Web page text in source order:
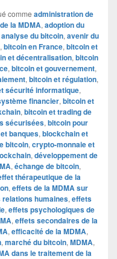
comme administration de
la MDMA, adoption du
analyse du bitcoin, avenir du
, bitcoin en France, bitcoin et
et décentralisation, bitcoin
, bitcoin et gouvernement,
, bitcoin et régulation,
sécurité informatique,
financier, bitcoin et
, bitcoin et trading de
sécurisées, bitcoin pour
banques, blockchain et
bitcoin, crypto-monnaie et
, développement de
, échange de bitcoin,
thérapeutique de la
, effets de la MDMA sur
relations humaines, effets
, effets psychologiques de
, effets secondaires de la
, efficacité de la MDMA,
, marché du bitcoin, MDMA,
dans le traitement de la